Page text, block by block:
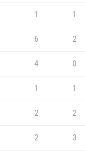
1 1
6 2
4 0
1 1
2 2
2 3